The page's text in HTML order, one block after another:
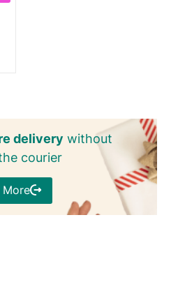
delivery without
courier
More